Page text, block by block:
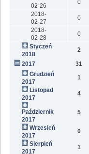
02-26
0
2018-
02-27
0
2018-
02-28
0
Styczeń
2018
2
2017 31
Grudzień
2017
1
Listopad
2017
4
Październik
2017
5
Wrzesień
2017
0
Sierpień
2017
1